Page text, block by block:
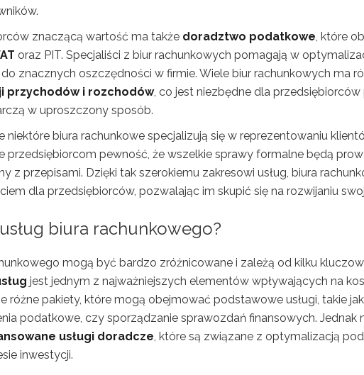
znaczącą wartość ma także doradztwo podatkowe, które
oraz PIT. Specjaliści z biur rachunkowych pomagają w
znacznych oszczędności w firmie. Wiele biur rachunkowych ma
przychodów i rozchodów, co jest niezbędne dla
w uproszczony sposób.
niektóre biura rachunkowe specjalizują się w reprezentowaniu
przedsiębiorcom pewność, że wszelkie sprawy formalne będą
z przepisami. Dzięki tak szerokiemu zakresowi usług, biura
dla przedsiębiorców, pozwalając im skupić się na rozwijaniu
biura rachunkowego?
mogą być bardzo zróżnicowane i zależą od kilku
jest jednym z najważniejszych elementów wpływających na
różne pakiety, które mogą obejmować podstawowe usługi, takie
podatkowe, czy sporządzanie sprawozdań finansowych. Jednak
usługi doradcze, które są związane z optymalizacją
inwestycji.